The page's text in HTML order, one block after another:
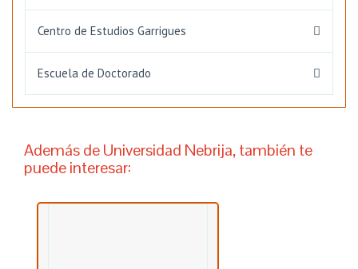
Centro de Estudios Garrigues
Escuela de Doctorado
Además de Universidad Nebrija, también te
puede interesar: